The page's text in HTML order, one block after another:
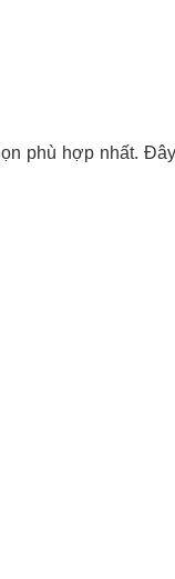
phù hợp nhất.